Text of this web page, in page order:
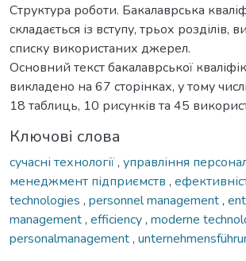
Структура роботи. Бакалаврська
складається із вступу, трьох розділів,
списку використаних джерел.
Основний текст бакалаврської
викладено на 67 сторінках, у тому
18 таблиць, 10 рисунків та 45
Ключові слова
сучасні технології, управління
менеджмент підприємств ,
technologies , personnel management,
management, efficiency, moderne
personalmanagement,